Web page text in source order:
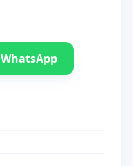
WhatsApp